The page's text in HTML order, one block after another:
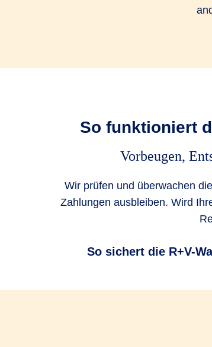
So funktioniert
Vorbeugen,
Wir prüfen und überwachen
Zahlungen ausbleiben. Wird
So sichert die R+V-